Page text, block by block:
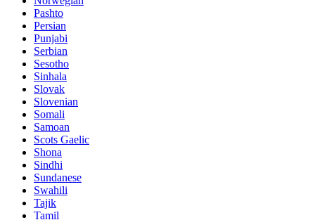
Pashto
Persian
Punjabi
Serbian
Sesotho
Sinhala
Slovak
Slovenian
Somali
Samoan
Scots Gaelic
Shona
Sindhi
Sundanese
Swahili
Tajik
Tamil